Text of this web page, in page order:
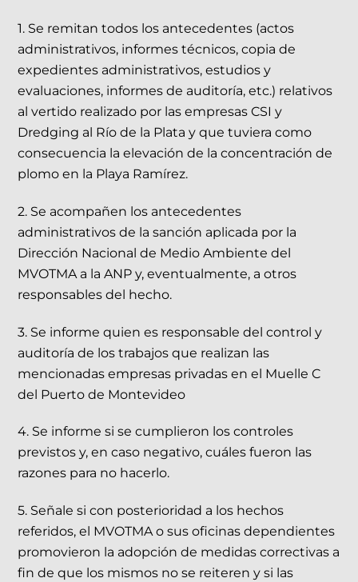
1. Se remitan todos los antecedentes (actos
administrativos, informes técnicos, copia de
expedientes administrativos, estudios y
evaluaciones, informes de auditoría, etc.) relativos
al vertido realizado por las empresas CSI y
Dredging al Río de la Plata y que tuviera como
consecuencia la elevación de la concentración de
plomo en la Playa Ramírez.
2. Se acompañen los antecedentes
administrativos de la sanción aplicada por la
Dirección Nacional de Medio Ambiente del
MVOTMA a la ANP y, eventualmente, a otros
responsables del hecho.
3. Se informe quien es responsable del control y
auditoría de los trabajos que realizan las
mencionadas empresas privadas en el Muelle C
del Puerto de Montevideo
4. Se informe si se cumplieron los controles
previstos y, en caso negativo, cuáles fueron las
razones para no hacerlo.
5. Señale si con posterioridad a los hechos
referidos, el MVOTMA o sus oficinas dependientes
promovieron la adopción de medidas correctivas a
fin de que los mismos no se reiteren y si las